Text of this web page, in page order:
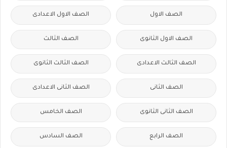
الصف الاول الصف الاول الاعدادى
الصف الاول الثانوى الصف الثالث
الصف الثالث الاعدادى الصف الثالث الثانوى
الصف الثانى الصف الثانى الاعدادى
الصف الثانى الثانوى الصف الخامس
الصف الرابع الصف السادس